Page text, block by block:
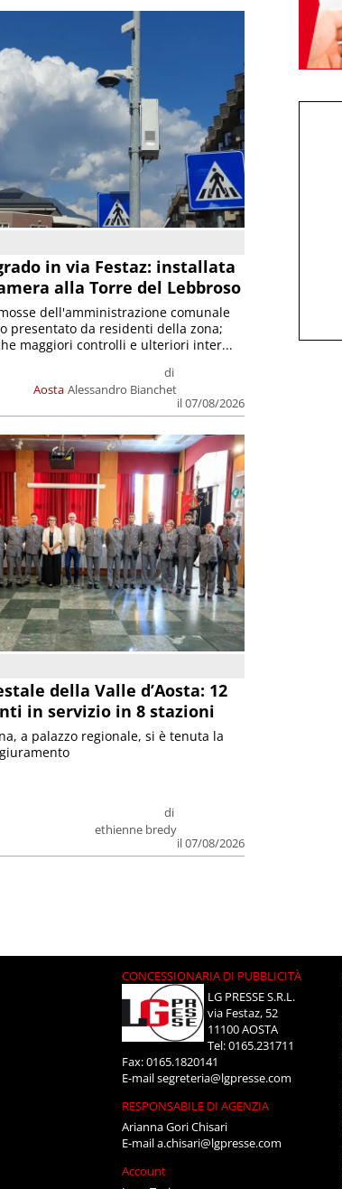
in via Festaz: installata
alla Torre del Lebbroso
Aosta
di
Alessandro Bianchet
il 07/08/2026
dell'amministrazione comunale
presentato da residenti della zona;
maggiori controlli e ulteriori inter...
della Valle d’Aosta: 12
in servizio in 8 stazioni
di
ethienne bredy
il 07/08/2026
a palazzo regionale, si è tenuta la
CONCESSIONARIA DI PUBBLICITÀ
LG PRESSE S.R.L.
via Festaz, 52
11100 AOSTA
Tel: 0165.231711
Fax: 0165.1820141
E-mailsegreteria@lgpresse.com
RESPONSABILE DI AGENZIA
Arianna Gori Chisari
E-maila.chisari@lgpresse.com
Account